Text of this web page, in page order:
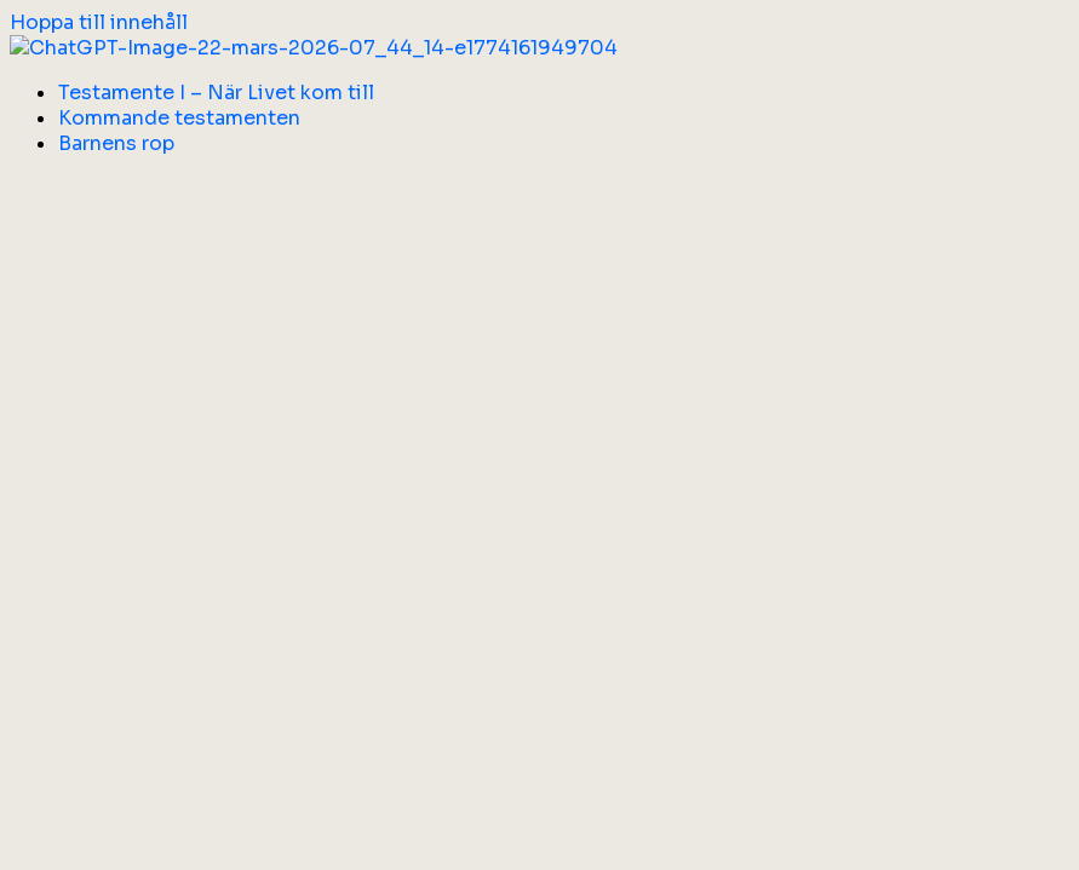
Hoppa till innehåll
Testamente I – När Livet kom till
Kommande testamenten
Barnens rop